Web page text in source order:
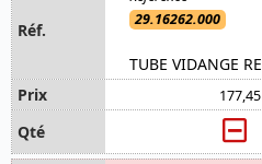
29.16262.000
TUBE VIDANGE